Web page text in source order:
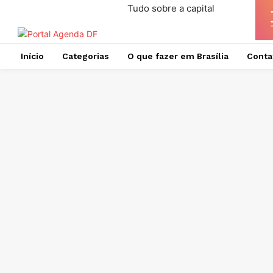
Tudo sobre a capital
Início Categorias O que fazer em Brasília